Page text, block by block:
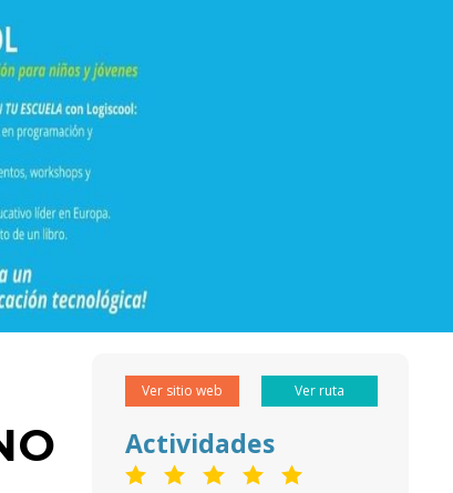
Ver sitio web Ver ruta
Actividades